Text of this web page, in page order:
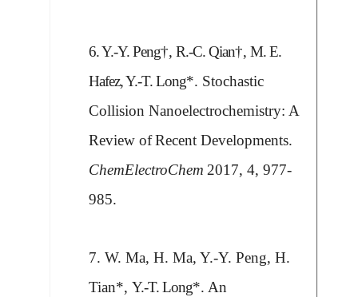
6.Y.-Y. Peng†, R.-C. Qian†, M. E.
Hafez, Y.-T. Long*. Stochastic
Collision Nanoelectrochemistry: A
Review ofRecent Developments.
ChemElectroChem 2017, 4, 977-
985.
7. W. Ma, H. Ma,Y.-Y. Peng, H.
Tian*,Y.-T. Long*. An